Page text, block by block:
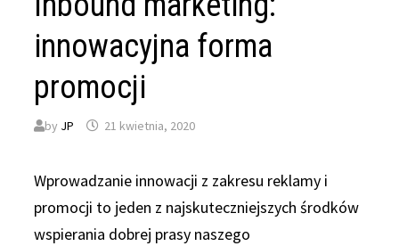
innowacyjna forma
promocji
by JP 21 kwietnia, 2020
Wprowadzanie innowacji z zakresu reklamy i
promocji to jeden z najskuteczniejszych środków
wspierania dobrej prasy naszego